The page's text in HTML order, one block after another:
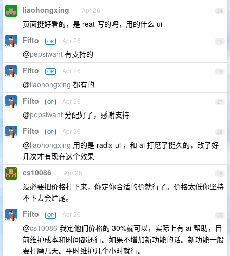
24
liaohongxing Apr 26
页面挺好看的，是 reat 写的吗，用的什么 ui
25
Fifto OP Apr 26
@pepsiwant 有支持的
26
Fifto OP Apr 26
@liaohongxing 都有的
27
Fifto OP Apr 26
@pepsiwant 分配好了，感谢支持
28
Fifto OP Apr 26
@liaohongxing 用的是 radix-ui ，和 ai 打磨了挺久的，改了好
几次才有现在这个效果
29
cs10086 Apr 26
没必要把价格打下来，你定你合适的价就行了。价格太低你坚持
不下去会烂尾。
30
Fifto OP Apr 26
@cs10086 我定他们价格的 30%就可以，实际上有 ai 帮助，目
前维护成本和时间都还行。如果不增加新功能的话。新功能一般
要打磨几天。平时维护几个小时就行。